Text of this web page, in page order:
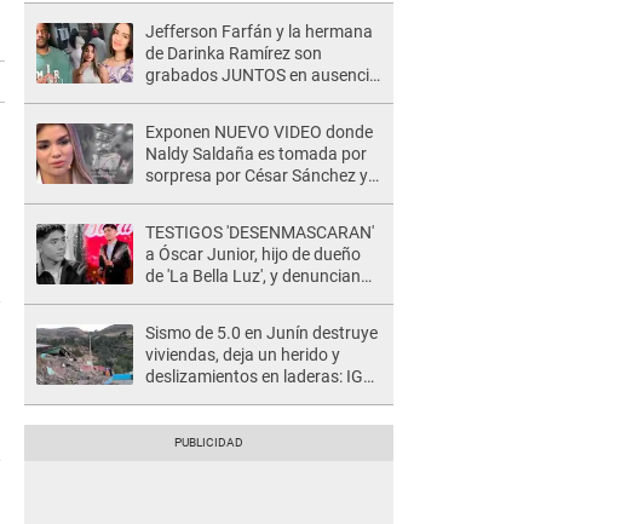
Jefferson Farfán y la hermana
de Darinka Ramírez son
grabados JUNTOS en ausencia
Exponen NUEVO VIDEO donde
Naldy Saldaña es tomada por
sorpresa por César Sánchez y
TESTIGOS 'DESENMASCARAN'
a Óscar Junior, hijo de dueño
de 'La Bella Luz', y denuncian
Sismo de 5.0 en Junín destruye
viviendas, deja un herido y
deslizamientos en laderas: IGP